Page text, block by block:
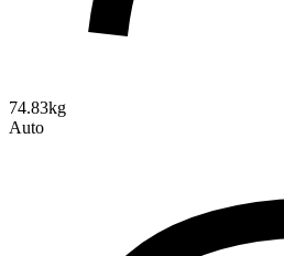
74.83kg
Auto